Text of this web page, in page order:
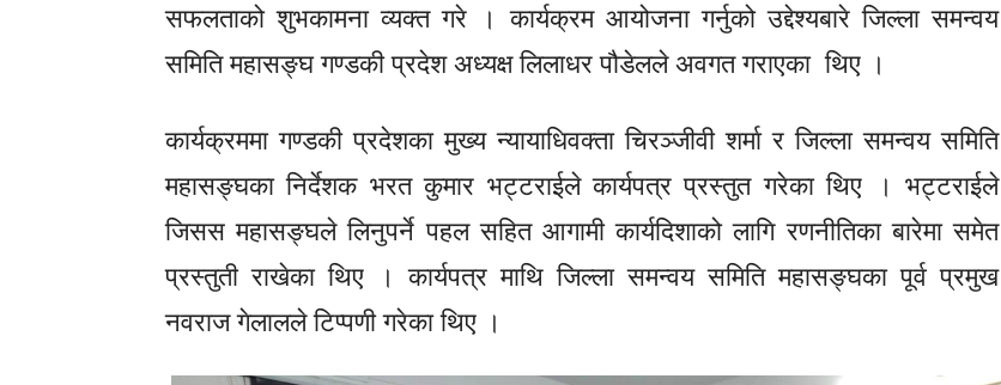
सफलताको शुभकामना व्यक्त गरे । कार्यक्रम आयोजना गर्नुको उद्देश्यबारेजिल्ला समन्वय
समिति महासङ्घ गण्डकी प्रदेश अध्यक्ष लिलाधर पौडेलले अवगत गराएका थिए ।
कार्यक्रममा गण्डकी प्रदेशका मुख्य न्यायाधिवक्ता चिरञ्जीवी शर्मा र जिल्ला समन्वय समिति
महासङ्घका निर्देशक भरत कुमार भट्टराईले कार्यपत्र प्रस्तुत गरेका थिए । भट्टराईले
जिसस महासङ्घले लिनुपर्ने पहल सहित आगामी कार्यदिशाको लागि रणनीतिका बारेमा समेत
प्रस्तुती राखेका थिए । कार्यपत्र माथि जिल्ला समन्वय समिति महासङ्घका पूर्व प्रमुख
नवराज गेलालले टिप्पणी गरेका थिए ।